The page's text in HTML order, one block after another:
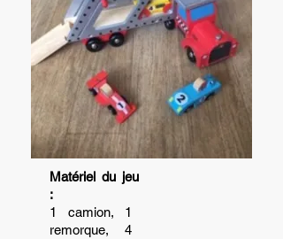
Matériel du jeu
:
1 camion, 1
remorque, 4